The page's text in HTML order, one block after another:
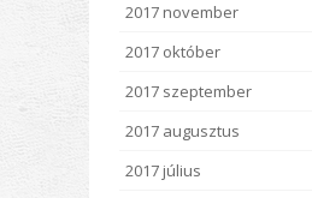
2017 november
2017 október
2017 szeptember
2017 augusztus
2017 július